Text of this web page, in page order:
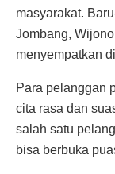
masyarakat.
Jombang,
menyempatkan
Para pelanggan
cita rasa dan
salah satu
bisa berbuka